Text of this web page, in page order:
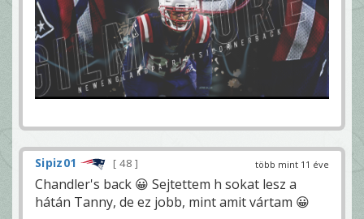
több mint 11 éve
Sipiz01 48
Chandler's back 😀 Sejtettem h sokat lesz a
hátán Tanny, de ez jobb, mint amit vártam 😀